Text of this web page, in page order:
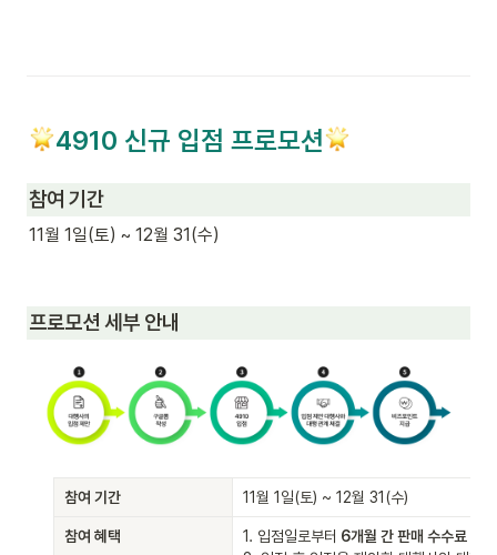
4910 신규 입점 프로모션
참여 기간
11월 1일(토) ~ 12월 31(수)
프로모션 세부 안내
참여 기간 11월 1일(토) ~ 12월 31(수)
참여 혜택 1. 입점일로부터 6개월 간 판매 수수료 인